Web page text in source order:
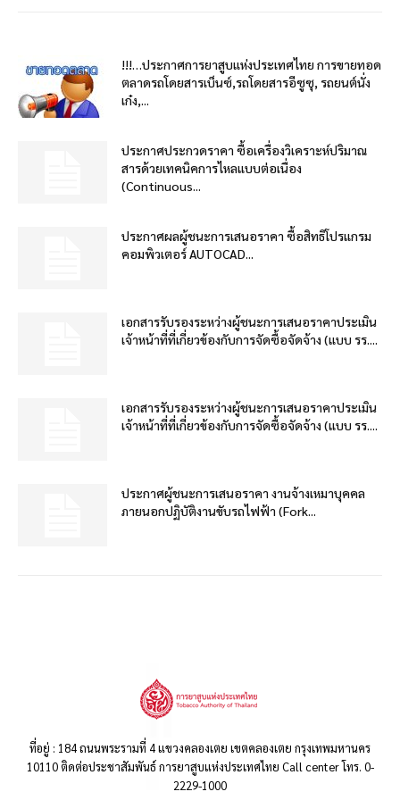
!!!…ประกาศการยาสูบแห่งประเทศไทย การขายทอด
ตลาดรถโดยสารเบ็นซ์,รถโดยสารอีซูซุ, รถยนต์นั่ง
เก๋ง,...
ประกาศประกวดราคา ซื้อเครื่องวิเคราะห์ปริมาณ
สารด้วยเทคนิคการไหลแบบต่อเนื่อง
(Continuous...
ประกาศผลผู้ชนะการเสนอราคา ซื้อสิทธิโปรแกรม
คอมพิวเตอร์ AUTOCAD...
เอกสารรับรองระหว่างผู้ชนะการเสนอราคาประเมิน
เจ้าหน้าที่ที่เกี่ยวข้องกับการจัดซื้อจัดจ้าง (แบบ รร....
เอกสารรับรองระหว่างผู้ชนะการเสนอราคาประเมิน
เจ้าหน้าที่ที่เกี่ยวข้องกับการจัดซื้อจัดจ้าง (แบบ รร....
ประกาศผู้ชนะการเสนอราคา งานจ้างเหมาบุคคล
ภายนอกปฏิบัติงานขับรถไฟฟ้า (Fork...
ที่อยู่ : 184 ถนนพระรามที่ 4 แขวงคลองเตย เขตคลองเตย กรุงเทพมหานคร
10110 ติดต่อประชาสัมพันธ์ การยาสูบแห่งประเทศไทย Call center โทร. 0-
2229-1000